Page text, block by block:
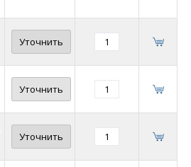
Уточнить
Уточнить
Уточнить